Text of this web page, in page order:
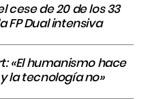
cese de 20 de los 33
FP Dual intensiva
«El humanismo hace
la tecnología no»